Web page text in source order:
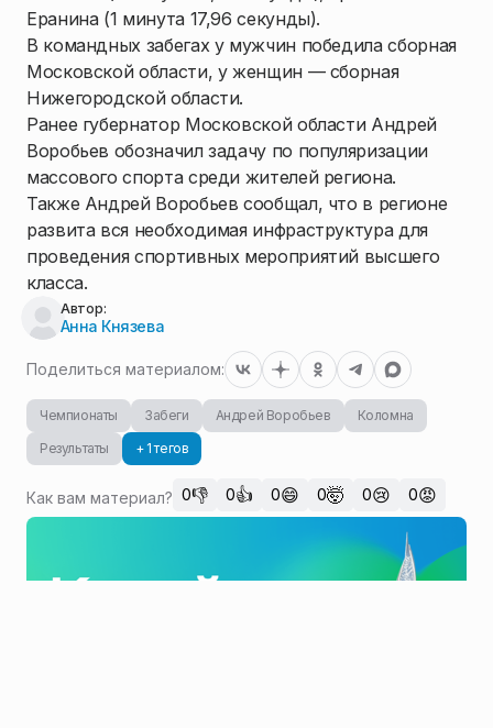
Еранина (1 минута 17,96 секунды).
В командных забегах у мужчин победила сборная
Московской области, у женщин — сборная
Нижегородской области.
Ранее губернатор Московской области Андрей
Воробьев обозначил задачу по популяризации
массового спорта среди жителей региона.
Также Андрей Воробьев сообщал, что в регионе
развита вся необходимая инфраструктура для
проведения спортивных мероприятий высшего
класса.
Автор:
Анна Князева
Поделиться материалом:
Чемпионаты Забеги Андрей Воробьев
Коломна
Результаты
+ 1 тегов
Как вам материал? 0👎 0👍 0😄 0🤯 0😢 0😡